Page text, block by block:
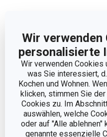
Wir verwenden
personalisierte
Wir verwenden Cookies
was Sie interessiert,
Kochen und Wohnen.
klicken, stimmen Sie
Cookies zu. Im
auswählen, welche
oder auf "Alle
genannte essenzielle
Abmessungen
PRODUKTLÄNGE (CM)
KLINGENLÄNGE (CM)